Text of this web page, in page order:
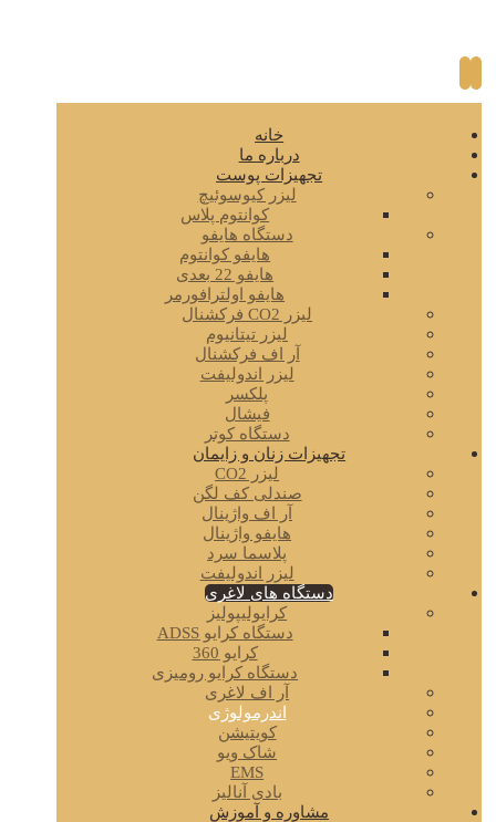
خانه
درباره ما
تجهیزات پوست
لیزر کیوسوئیچ
کوانتوم پلاس
دستگاه هایفو
هایفو کوانتوم
هایفو 22 بعدی
هایفو اولترافورمر
لیزر CO2 فرکشنال
لیزر تیتانیوم
آر اف فرکشنال
لیزر اندولیفت
پلکسر
فیشال
دستگاه کوتر
تجهیزات زنان و زایمان
لیزر CO2
صندلی کف لگن
آر اف واژینال
هایفو واژینال
پلاسما سرد
لیزر اندولیفت
دستگاه های لاغری
کرایولیپولیز
دستگاه کرایو ADSS
کرایو 360
دستگاه کرایو رومیزی
آر اف لاغری
اندرمولوژی
کویتیشن
شاک ویو
EMS
بادی آنالیز
مشاوره و آموزش